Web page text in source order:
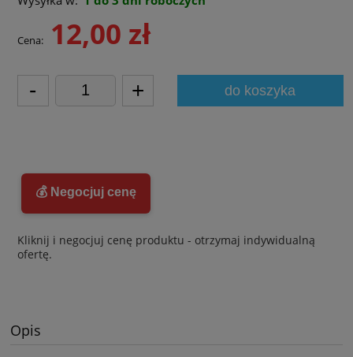
Cena: 12,00 zł
- + do koszyka
💰 Negocjuj cenę
Kliknij i negocjuj cenę produktu - otrzymaj indywidualną
ofertę.
Opis